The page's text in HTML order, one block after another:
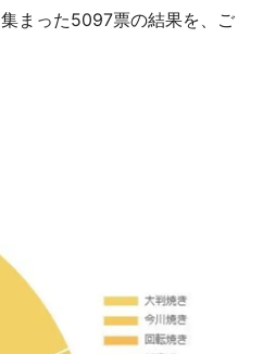
もっとみる
まった5097票の結果を、ご